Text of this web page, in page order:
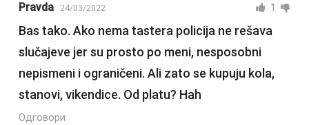
Pravda 24/03/2022 1
Bas tako. Ako nema tastera policija ne rešava
slučajeve jer su prosto po meni, nesposobni
nepismeni i ograničeni. Ali zato se kupuju kola,
stanovi, vikendice. Od platu? Hah
Одговори